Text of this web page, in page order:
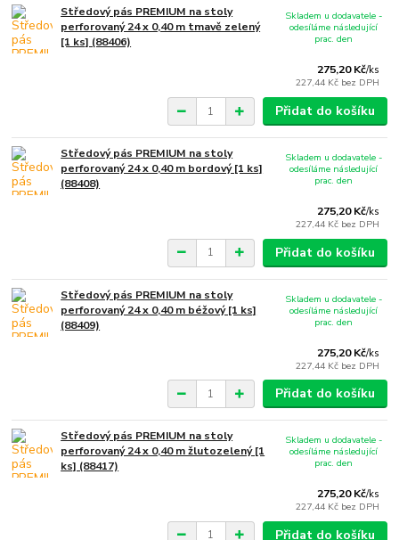
Středový pás PREMIUM na stoly
perforovaný 24 x 0,40 m tmavě zelený
[1 ks] (88406)
275,20 Kč/ks
227,44 Kč bez DPH
Skladem u dodavatele -
odesíláme následující
prac. den
Přidat do košíku
Středový pás PREMIUM na stoly
perforovaný 24 x 0,40 m bordový [1 ks]
(88408)
275,20 Kč/ks
227,44 Kč bez DPH
Skladem u dodavatele -
odesíláme následující
prac. den
Přidat do košíku
Středový pás PREMIUM na stoly
perforovaný 24 x 0,40 m béžový [1 ks]
(88409)
275,20 Kč/ks
227,44 Kč bez DPH
Skladem u dodavatele -
odesíláme následující
prac. den
Přidat do košíku
Středový pás PREMIUM na stoly
perforovaný 24 x 0,40 m žlutozelený [1
ks] (88417)
275,20 Kč/ks
227,44 Kč bez DPH
Skladem u dodavatele -
odesíláme následující
prac. den
Přidat do košíku